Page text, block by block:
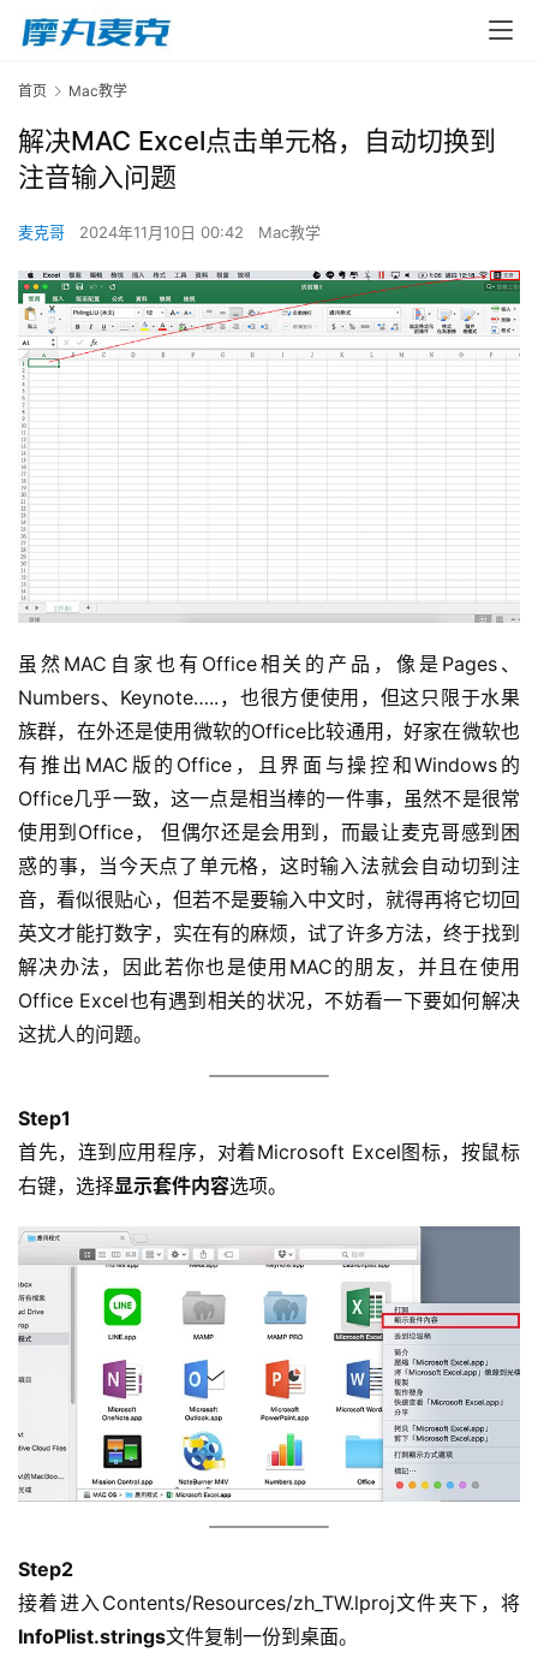
首页 Mac教学
解决MAC Excel点击单元格，自动切换到
注音输入问题
麦克哥 2024年11月10日 00:42 Mac教学
虽然MAC自家也有Office相关的产品，像是Pages、
Numbers、Keynote…..，也很方便使用，但这只限于水果
族群，在外还是使用微软的Office比较通用，好家在微软也
有推出MAC版的Office，且界面与操控和Windows的
Office几乎一致，这一点是相当棒的一件事，虽然不是很常
使用到Office， 但偶尔还是会用到，而最让麦克哥感到困
惑的事，当今天点了单元格，这时输入法就会自动切到注
音，看似很贴心，但若不是要输入中文时，就得再将它切回
英文才能打数字，实在有的麻烦，试了许多方法，终于找到
解决办法，因此若你也是使用MAC的朋友，并且在使用
Office Excel也有遇到相关的状况，不妨看一下要如何解决
这扰人的问题。
Step1
首先，连到应用程序，对着Microsoft Excel图标，按鼠标
右键，选择显示套件内容选项。
Step2
接着进入Contents/Resources/zh_TW.lproj文件夹下，将
InfoPlist.strings文件复制一份到桌面。